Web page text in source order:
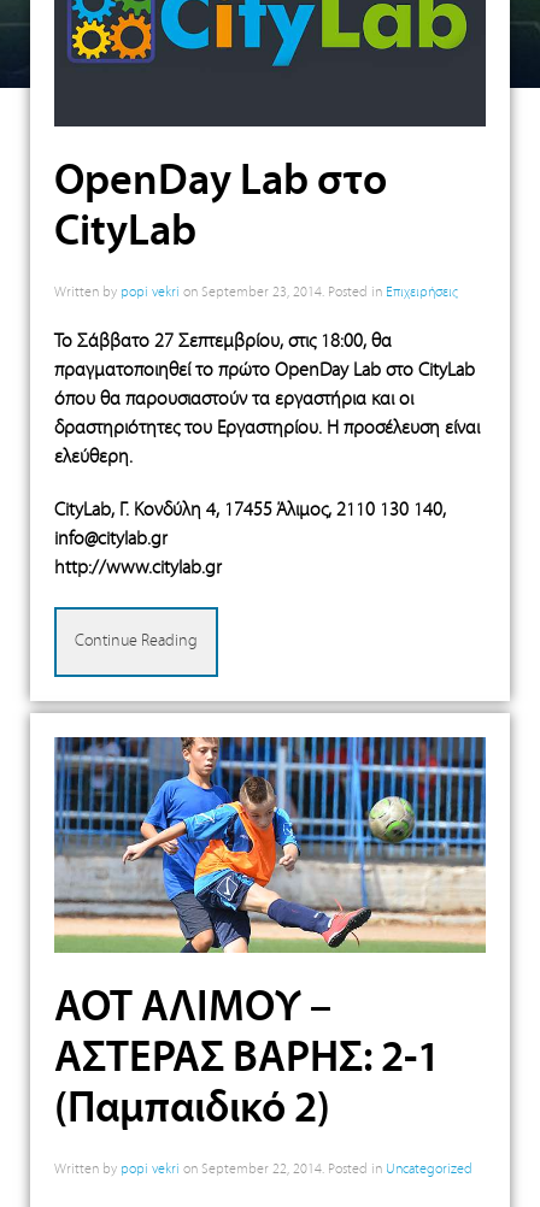
OpenDay Lab στο
CityLab
Written by popi vekri on September 23, 2014. Posted in Επιχειρήσεις
To Σάββατο 27 Σεπτεμβρίου, στις 18:00, θα
πραγματοποιηθεί το πρώτο OpenDay Lab στο CityLab
όπου θα παρουσιαστούν τα εργαστήρια και οι
δραστηριότητες του Εργαστηρίου. Η προσέλευση είναι
ελεύθερη.
CityLab, Γ. Kονδύλη 4, 17455 Άλιμος, 2110 130 140,
info@citylab.gr
http://www.citylab.gr
Continue Reading
ΑΟΤ ΑΛΙΜΟΥ –
ΑΣΤΕΡΑΣ ΒΑΡΗΣ: 2-1
(Παμπαιδικό 2)
Written by popi vekri on September 22, 2014. Posted in Uncategorized